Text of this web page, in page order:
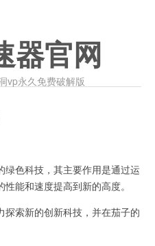
器官网
vp永久免费破解版
色科技，其主要作用是通过运
能和速度提高到新的高度。
索新的创新科技，并在茄子的